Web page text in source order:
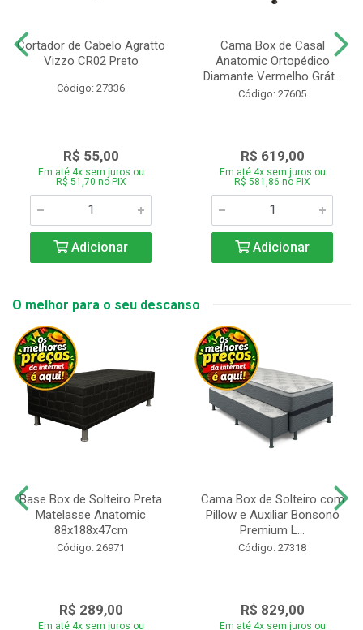
Cortador de Cabelo Agratto
Vizzo CR02 Preto
Código: 27336
R$ 55,00
Em até 4x sem juros ou
R$ 51,70 no PIX
Adicionar
Cama Box de Casal
Anatomic Ortopédico
Diamante Vermelho Grát...
Código: 27605
R$ 619,00
Em até 4x sem juros ou
R$ 581,86 no PIX
Adicionar
O melhor para o seu descanso
Base Box de Solteiro Preta
Matelasse Anatomic
88x188x47cm
Código: 26971
R$ 289,00
Em até 4x sem juros ou
Cama Box de Solteiro com
Pillow e Auxiliar Bonsono
Premium L...
Código: 27318
R$ 829,00
Em até 4x sem juros ou